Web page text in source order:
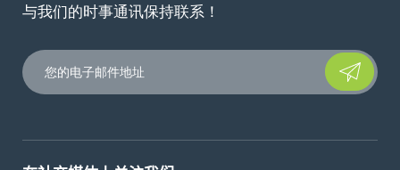
与我们的时事通讯保持联系！
Please